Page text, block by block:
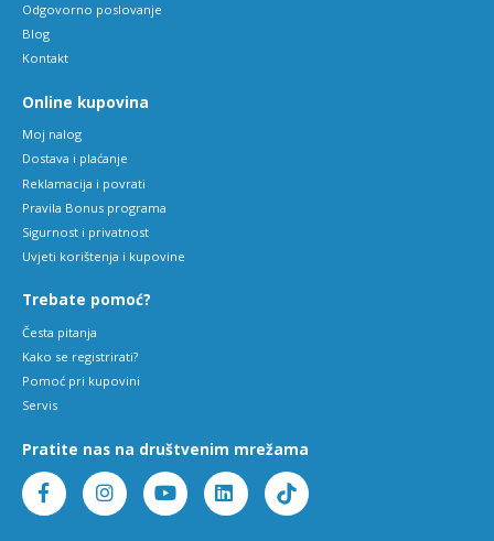
Odgovorno poslovanje
Blog
Kontakt
Online kupovina
Moj nalog
Dostava i plaćanje
Reklamacija i povrati
Pravila Bonus programa
Sigurnost i privatnost
Uvjeti korištenja i kupovine
Trebate pomoć?
Česta pitanja
Kako se registrirati?
Pomoć pri kupovini
Servis
Pratite nas na društvenim mrežama